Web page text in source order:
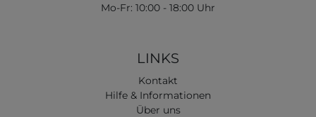
Mo-Fr: 10:00 - 18:00 Uhr
LINKS
Kontakt
Hilfe & Informationen
Über uns